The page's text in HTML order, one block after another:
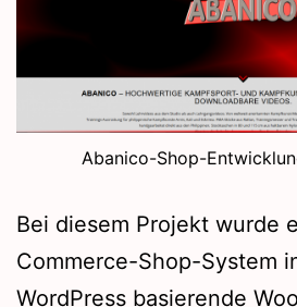
Abanico-Shop-
Bei diesem Projekt wurde
Commerce-Shop-System
WordPress basierende